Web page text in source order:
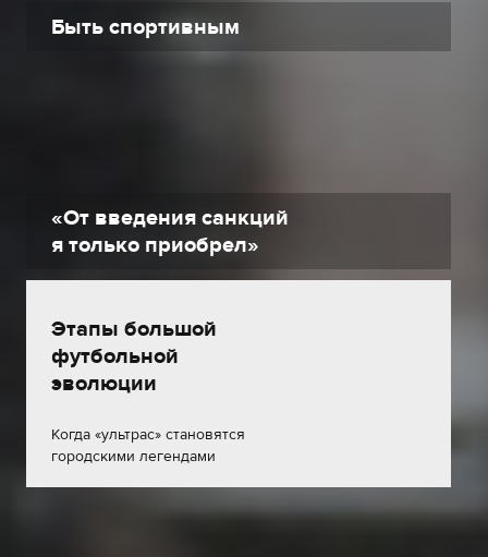
Быть спортивным
«От введения санкций
я только приобрел»
Этапы большой
футбольной
эволюции
Когда «ультрас» становятся
городскими легендами